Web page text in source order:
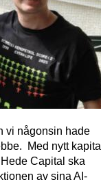
vi någonsin hade
Med nytt kapital
Capital ska
av sina AI-